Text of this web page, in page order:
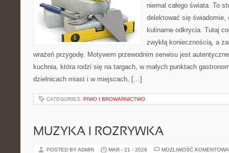
niemal całego świata. To
delektować się
kulinarne odkrycia. Tutaj
zwykłą koniecznością, a
wrażeń przygodę. Motywem przewodnim serwisu jest
kuchnia, która rodzi się na targach, w małych punktach
dzielnicach miast i w miejscach, […]
CATEGORIES: PIWO I BROWARNICTWO
MUZYKA I ROZRYWKA
POSTED BY ADMIN MAR - 21 - 2026 MOŻLIWOŚĆ